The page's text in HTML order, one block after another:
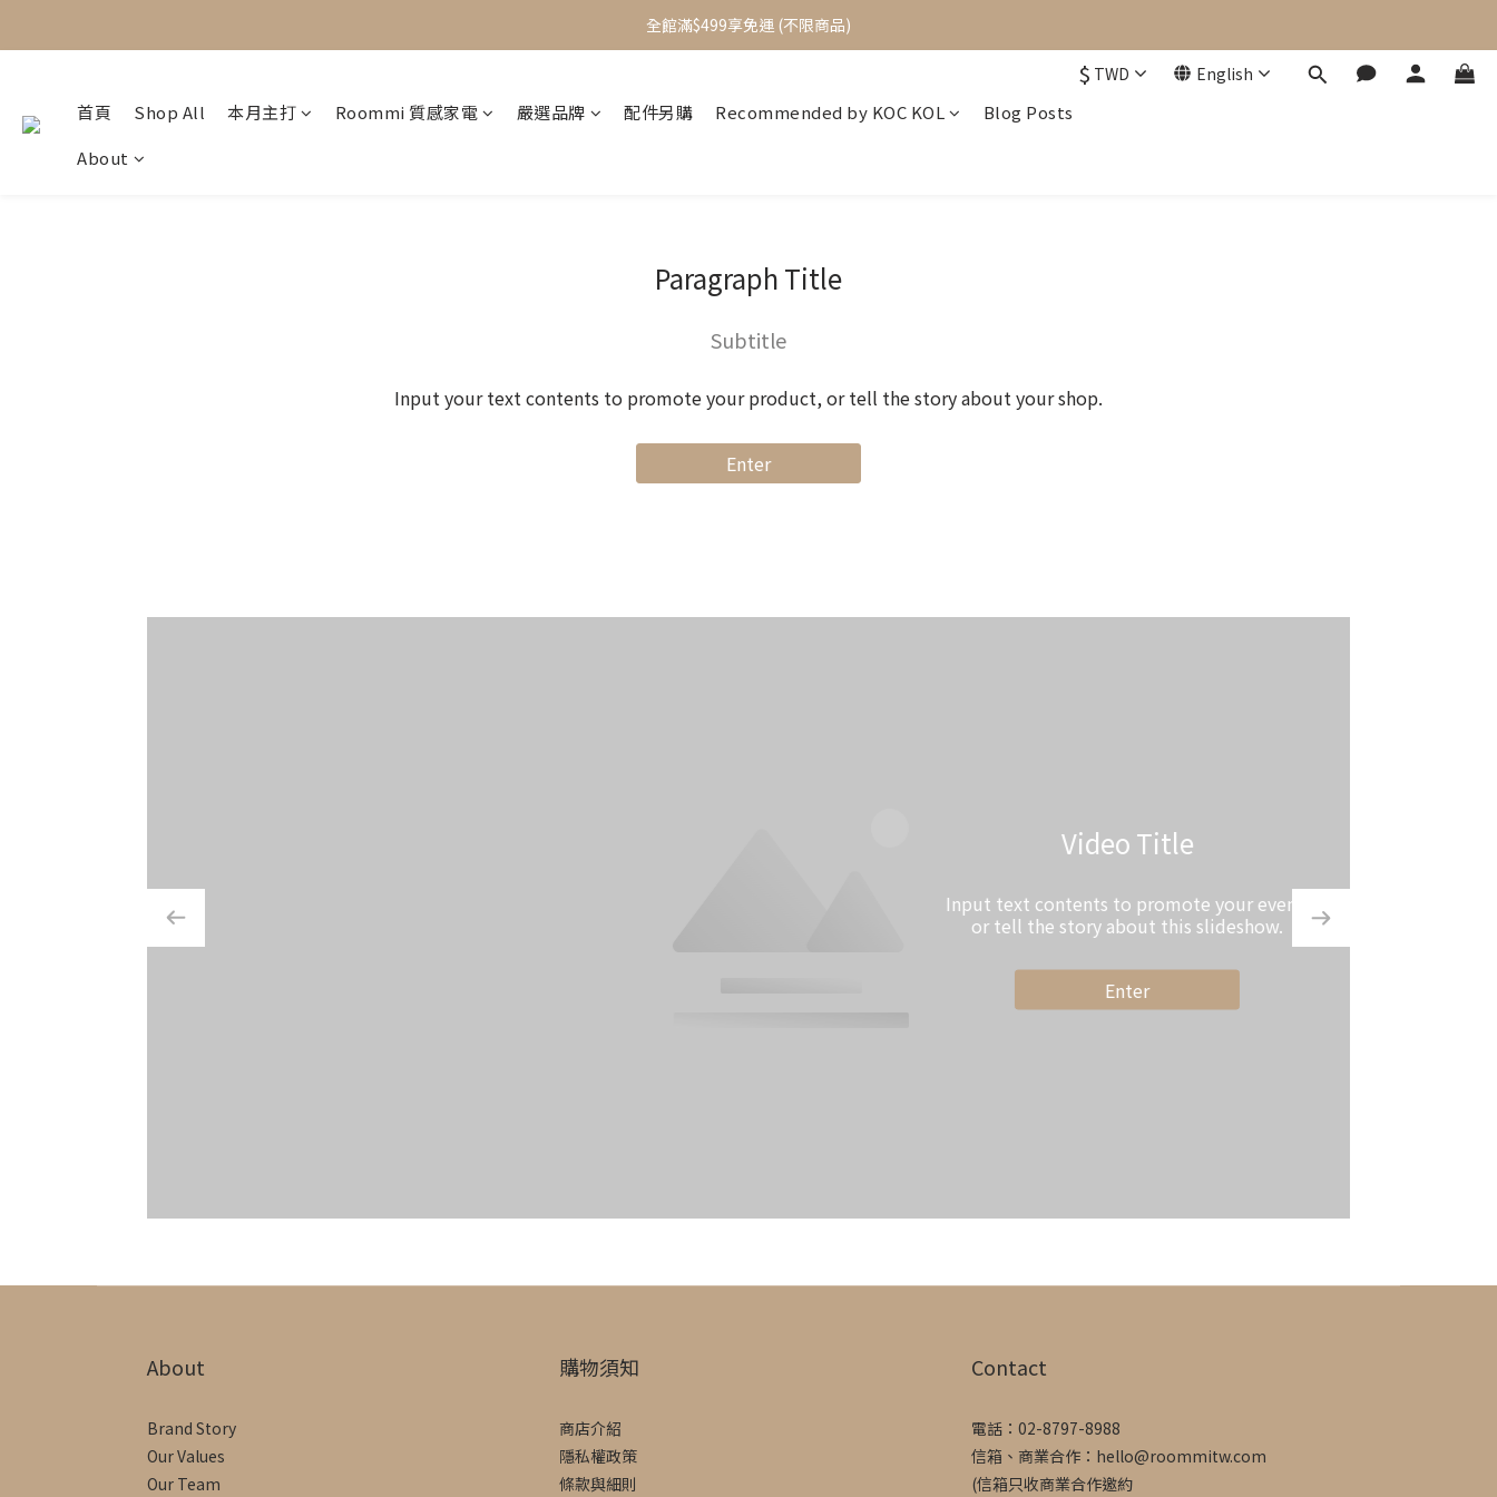
加入會員立即送$100元購物金
全館滿$499享免運 (不限商品)
$ TWD English
首頁 Shop All 本月主打 Roommi 質感家電 嚴選品牌 配件另購 Recommended by KOC KOL
Blog Posts
About
Paragraph Title
Subtitle
Input your text contents to promote your product, or tell the story about your shop.
Enter
Video Title
Input text contents to promote your event,
or tell the story about this slideshow.
Enter
About
Brand Story
Our Values
Our Team
購物須知
商店介紹
隱私權政策
條款與細則
Contact
電話：02-8797-8988
信箱、商業合作：hello@roommitw.com
(信箱只收商業合作邀約